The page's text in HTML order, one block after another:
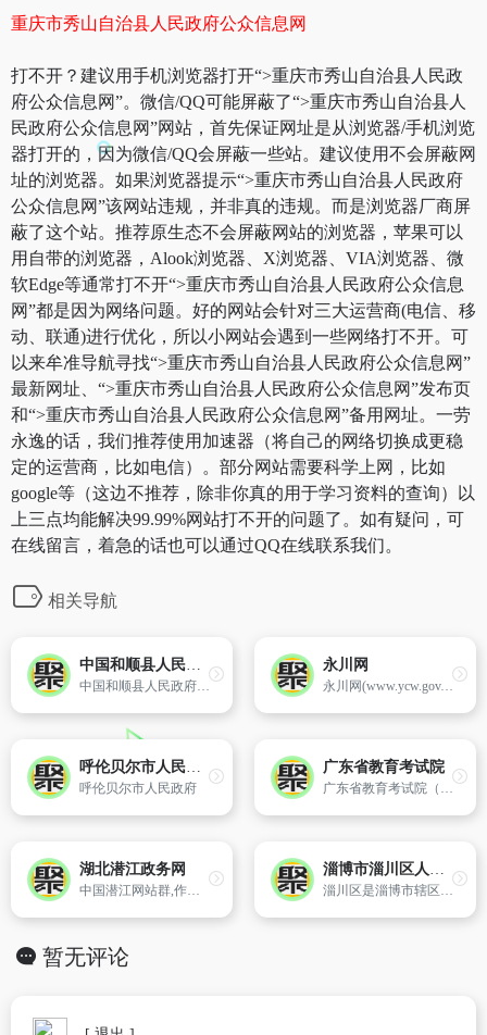
重庆市秀山自治县人民政府公众信息网
打不开？建议用手机浏览器打开“>重庆市秀山自治县人民政
府公众信息网”。微信/QQ可能屏蔽了“>重庆市秀山自治县人
民政府公众信息网”网站，首先保证网址是从浏览器/手机浏览
器打开的，因为微信/QQ会屏蔽一些站。建议使用不会屏蔽网
址的浏览器。如果浏览器提示“>重庆市秀山自治县人民政府
公众信息网”该网站违规，并非真的违规。而是浏览器厂商屏
蔽了这个站。推荐原生态不会屏蔽网站的浏览器，苹果可以
用自带的浏览器，Alook浏览器、X浏览器、VIA浏览器、微
软Edge等通常打不开“>重庆市秀山自治县人民政府公众信息
网”都是因为网络问题。好的网站会针对三大运营商(电信、移
动、联通)进行优化，所以小网站会遇到一些网络打不开。可
以来牟准导航寻找“>重庆市秀山自治县人民政府公众信息网”
最新网址、“>重庆市秀山自治县人民政府公众信息网”发布页
和“>重庆市秀山自治县人民政府公众信息网”备用网址。一劳
永逸的话，我们推荐使用加速器（将自己的网络切换成更稳
定的运营商，比如电信）。部分网站需要科学上网，比如
google等（这边不推荐，除非你真的用于学习资料的查询）以
上三点均能解决99.99%网站打不开的问题了。如有疑问，可
在线留言，着急的话也可以通过QQ在线联系我们。
相关导航
中国和顺县人民政府
中国和顺县人民政府官方网站
永川网
永川网(www.ycw.gov.cn)2008年6月20日开通,是中共重庆市永川区委对外宣传的门户网站,以宣传永川、展示形象、全面权威、服务发展为办网宗旨,以让永川走向世界,让世界知晓永川为办网目标,主要以新闻、视频、图库、专题等新闻宣传的形式,展示永川经济社会发展取得的成就,是永川大全的本土新闻资讯网站。
呼伦贝尔市人民政府
呼伦贝尔市人民政府
广东省教育考试院
广东省教育考试院（www.stegd.edu.cn）
湖北潜江政务网
中国潜江网站群,作为潜江市政府第一门户网站群平台、潜江政府信息公开平台、潜江政务服务平台、政民互动平台、政府门户网站群、政务门户网站群、各部门门户网站群、政府微门户、政务微门户、各部门微门户。 潜江是一座历史文化之城。潜江是楚文化的发祥地之一...
淄博市淄川区人民政府网
淄川区是淄博市辖区。淄川区东西长49千米,南北宽42千米,总面积999平方千米,2011年64万人。辖3个街道、9个镇。区政府驻般阳路街道。
暂无评论